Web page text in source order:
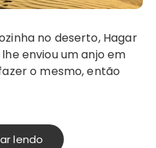
enviou um anjo em
o mesmo, então
lendo